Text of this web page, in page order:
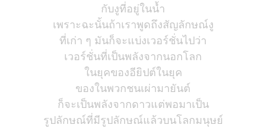
กับงูที่อยู่ในน้ำ
เพราะฉะนั้นถ้าเราพูดถึงสัญลักษณ์งู
ที่เก่า ๆ มันก็จะแบ่งเวอร์ชั่นไปว่า
เวอร์ชั่นที่เป็นพลังจากนอกโลก
ในยุคของอียิปต์ในยุค
ของในพวกชนเผ่ามายันต์
ก็จะเป็นพลังจากดาวแต่พอมาเป็น
รูปลักษณ์ที่มีรูปลักษณ์แล้วบนโลกมนุษย์